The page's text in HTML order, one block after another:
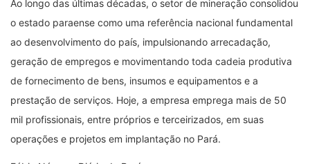
Ao longo das últimas décadas, o setor de mineração consolidou
o estado paraense como uma referência nacional fundamental
ao desenvolvimento do país, impulsionando arrecadação,
geração de empregos e movimentando toda cadeia produtiva
de fornecimento de bens, insumos e equipamentos e a
prestação de serviços. Hoje, a empresa emprega mais de 50
mil profissionais, entre próprios e terceirizados, em suas
operações e projetos em implantação no Pará.